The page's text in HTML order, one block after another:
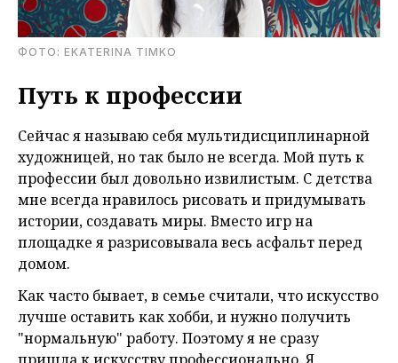
ФОТО: EKATERINA TIMKO
Путь к профессии
Сейчас я называю себя мультидисциплинарной
художницей, но так было не всегда. Мой путь к
профессии был довольно извилистым. С детства
мне всегда нравилось рисовать и придумывать
истории, создавать миры. Вместо игр на
площадке я разрисовывала весь асфальт перед
домом.
Как часто бывает, в семье считали, что искусство
лучше оставить как хобби, и нужно получить
"нормальную" работу. Поэтому я не сразу